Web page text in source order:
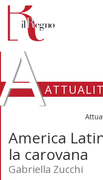
America
la carovana
Gabriella Zucchi